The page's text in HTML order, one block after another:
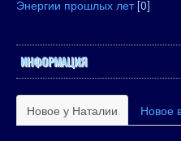
Энергии прошлых лет [0]
ИНФОРМАЦИЯ
Новое у Наталии Новое